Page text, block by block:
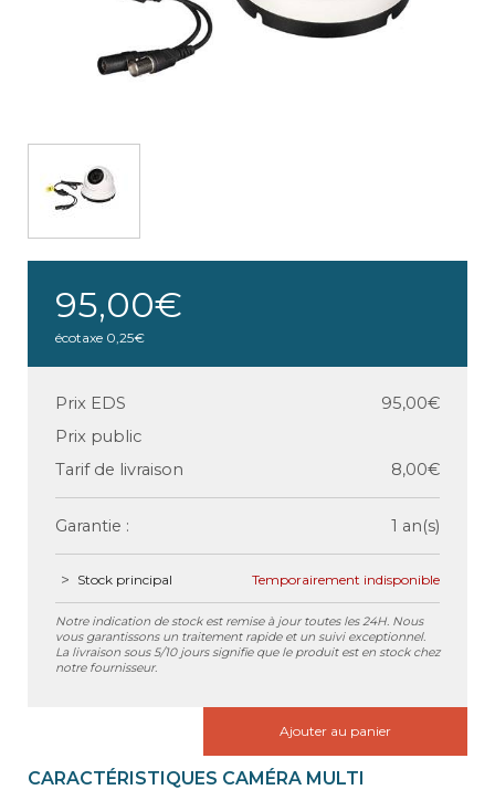
95,00€
écotaxe 0,25€
Prix EDS
95,00€
Prix public
Tarif de livraison
8,00€
Garantie : 1 an(s)
Stock principal Temporairement indisponible
Notre indication de stock est remise à jour toutes les 24H. Nous
vous garantissons un traitement rapide et un suivi exceptionnel.
La livraison sous 5/10 jours signifie que le produit est en stock chez
notre fournisseur.
Ajouter au panier
CARACTÉRISTIQUES CAMÉRA MULTI